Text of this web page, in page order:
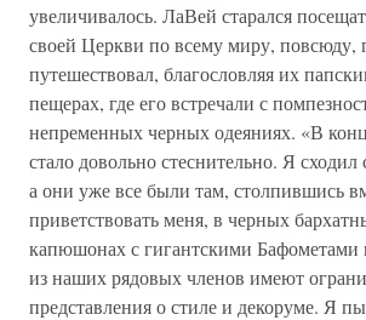
увеличивалось. ЛаВей старался
своей Церкви по всему миру, повсюду,
путешествовал, благословляя их
пещерах, где его встречали с
непременных черных одеяниях. «В
стало довольно стеснительно. Я сходил
а они уже все были там, столпившись
приветствовать меня, в черных
капюшонах с гигантскими
из наших рядовых членов имеют
представления о стиле и декоруме. Я